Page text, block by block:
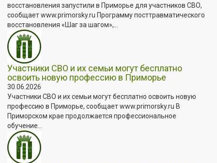
восстановления запустили в Приморье для участников СВО,
сообщает www.primorsky.ru Программу посттравматического
восстановления «Шаг за шагом»,...
Участники СВО и их семьи могут бесплатно
освоить новую профессию в Приморье
30.06.2026
Участники СВО и их семьи могут бесплатно освоить новую
профессию в Приморье, сообщает www.primorsky.ru В
Приморском крае продолжается профессиональное
обучение...